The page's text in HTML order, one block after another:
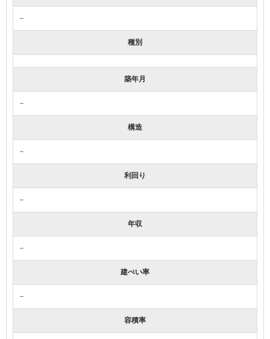
－
種別
築年月
－
構造
－
利回り
－
年収
－
建ぺい率
－
容積率